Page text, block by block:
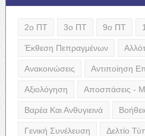
2ο ΠΤ 3ο ΠΤ 9ο ΠΤ
Έκθεση Πεπραγμένων
Ανακοινώσεις Αντιποίηση
Αξιολόγηση Αποσπάσεις -
Βαρέα Και Ανθυγιεινά
Γενική Συνέλευση Δελτίο